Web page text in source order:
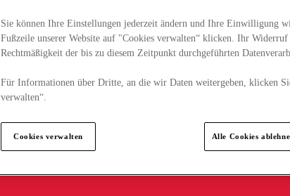
Sie können Ihre Einstellungen jederzeit ändern und Ihre Einwilligung
Fußzeile unserer Website auf "Cookies verwalten“ klicken. Ihr
Rechtmäßigkeit der bis zu diesem Zeitpunkt durchgeführten
Für Informationen über Dritte, an die wir Daten weitergeben, klicken
verwalten“.
Cookies verwalten Alle Cookies